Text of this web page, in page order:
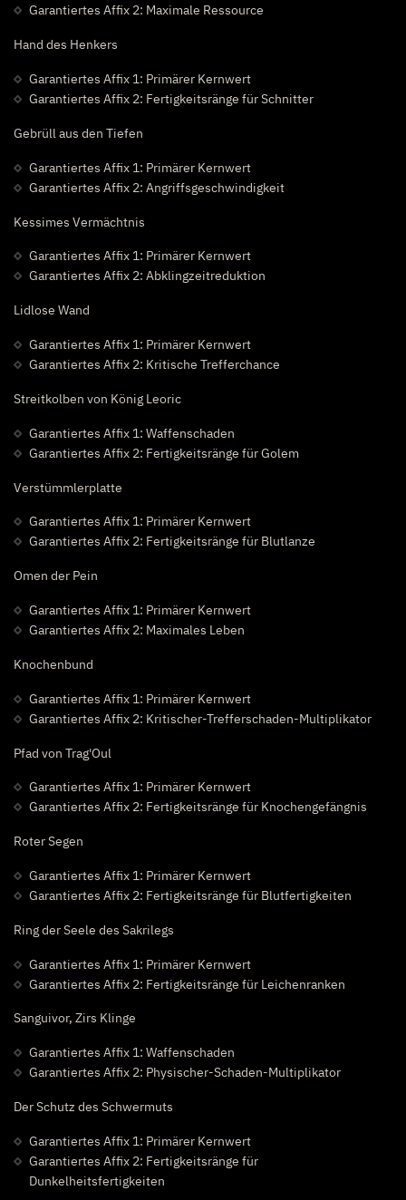
Garantiertes Affix 2: Maximale Ressource
Hand des Henkers
Garantiertes Affix 1: Primärer Kernwert
Garantiertes Affix 2: Fertigkeitsränge für Schnitter
Gebrüll aus den Tiefen
Garantiertes Affix 1: Primärer Kernwert
Garantiertes Affix 2: Angriffsgeschwindigkeit
Kessimes Vermächtnis
Garantiertes Affix 1: Primärer Kernwert
Garantiertes Affix 2: Abklingzeitreduktion
Lidlose Wand
Garantiertes Affix 1: Primärer Kernwert
Garantiertes Affix 2: Kritische Trefferchance
Streitkolben von König Leoric
Garantiertes Affix 1: Waffenschaden
Garantiertes Affix 2: Fertigkeitsränge für Golem
Verstümmlerplatte
Garantiertes Affix 1: Primärer Kernwert
Garantiertes Affix 2: Fertigkeitsränge für Blutlanze
Omen der Pein
Garantiertes Affix 1: Primärer Kernwert
Garantiertes Affix 2: Maximales Leben
Knochenbund
Garantiertes Affix 1: Primärer Kernwert
Garantiertes Affix 2: Kritischer-Trefferschaden-Multiplikator
Pfad von Trag'Oul
Garantiertes Affix 1: Primärer Kernwert
Garantiertes Affix 2: Fertigkeitsränge für Knochengefängnis
Roter Segen
Garantiertes Affix 1: Primärer Kernwert
Garantiertes Affix 2: Fertigkeitsränge für Blutfertigkeiten
Ring der Seele des Sakrilegs
Garantiertes Affix 1: Primärer Kernwert
Garantiertes Affix 2: Fertigkeitsränge für Leichenranken
Sanguivor, Zirs Klinge
Garantiertes Affix 1: Waffenschaden
Garantiertes Affix 2: Physischer-Schaden-Multiplikator
Der Schutz des Schwermuts
Garantiertes Affix 1: Primärer Kernwert
Garantiertes Affix 2: Fertigkeitsränge für
Dunkelheitsfertigkeiten